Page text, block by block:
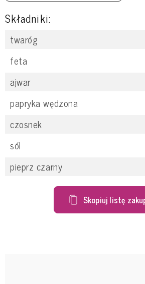
Składniki:
twaróg
feta
ajwar
papryka wędzona
czosnek
sól
pieprz czarny
Skopiuj listę